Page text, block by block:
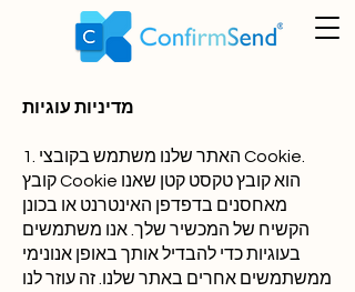
מדיניות עוגיות
1. האתר שלנו משתמש בקובצי Cookie.
קובץ Cookie הוא קובץ טקסט קטן שאנו
מאחסנים בדפדפן האינטרנט או בכונן
הקשיח של המכשיר שלך. אנו משתמשים
בעוגיות כדי להבדיל אותך באופן אנונימי
ממשתמשים אחרים באתר שלנו. זה עוזר לנו